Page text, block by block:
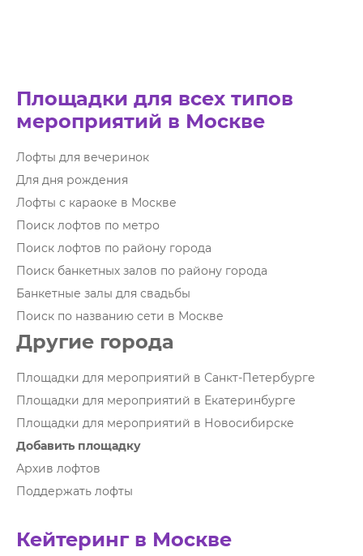
Площадки для всех типов
мероприятий в Москве
Лофты для вечеринок
Для дня рождения
Лофты с караоке в Москве
Поиск лофтов по метро
Поиск лофтов по району города
Поиск банкетных залов по району города
Банкетные залы для свадьбы
Поиск по названию сети в Москве
Другие города
Площадки для мероприятий в Санкт-Петербурге
Площадки для мероприятий в Екатеринбурге
Площадки для мероприятий в Новосибирске
Добавить площадку
Архив лофтов
Поддержать лофты
Кейтеринг в Москве